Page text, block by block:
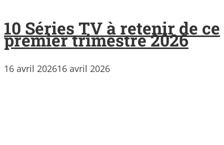
10 Séries TV à retenir de ce
premier trimestre 2026
16 avril 202616 avril 2026